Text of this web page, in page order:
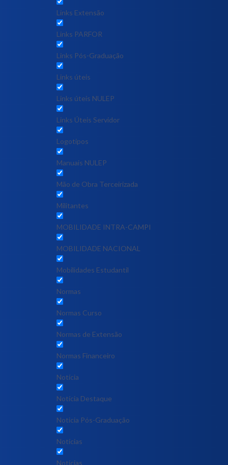
Links Extensão
Links PARFOR
Links Pós-Graduação
Links úteis
Links úteis NULEP
Links Úteis Servidor
Logotipos
Manuais NULEP
Mão de Obra Terceirizada
Militantes
MOBILIDADE INTRA-CAMPI
MOBILIDADE NACIONAL
Mobilidades Estudantil
Normas
Normas Curso
Normas de Extensão
Normas Financeiro
Notícia
Notícia Destaque
Noticia Pós-Graduação
Notícias
Notícias